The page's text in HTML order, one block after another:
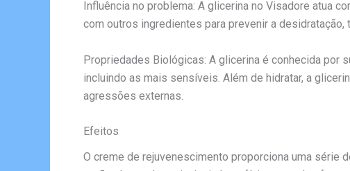
Influência no problema: A glicerina no Visadore atua
com outros ingredientes para prevenir a
Propriedades Biológicas: A glicerina é conhecida por
incluindo as mais sensíveis. Além de hidratar, a
agressões externas.
Efeitos
O creme de rejuvenescimento proporciona uma série